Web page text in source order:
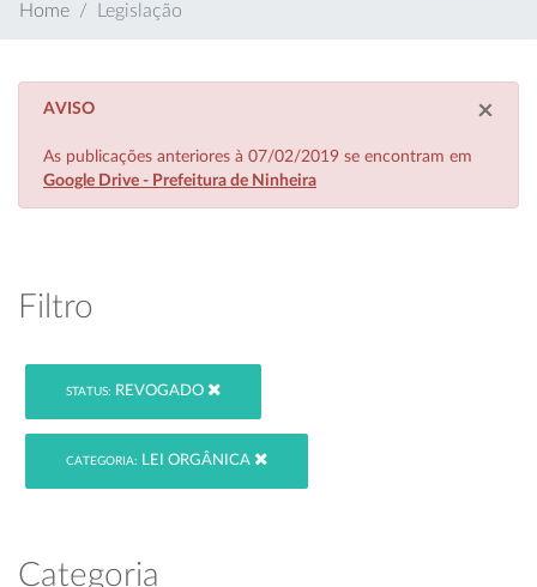
Home Legislação
×
AVISO
As publicações anteriores à 07/02/2019 se encontram em
Google Drive - Prefeitura de Ninheira
Filtro
STATUS: REVOGADO
CATEGORIA: LEI ORGÂNICA
Categoria